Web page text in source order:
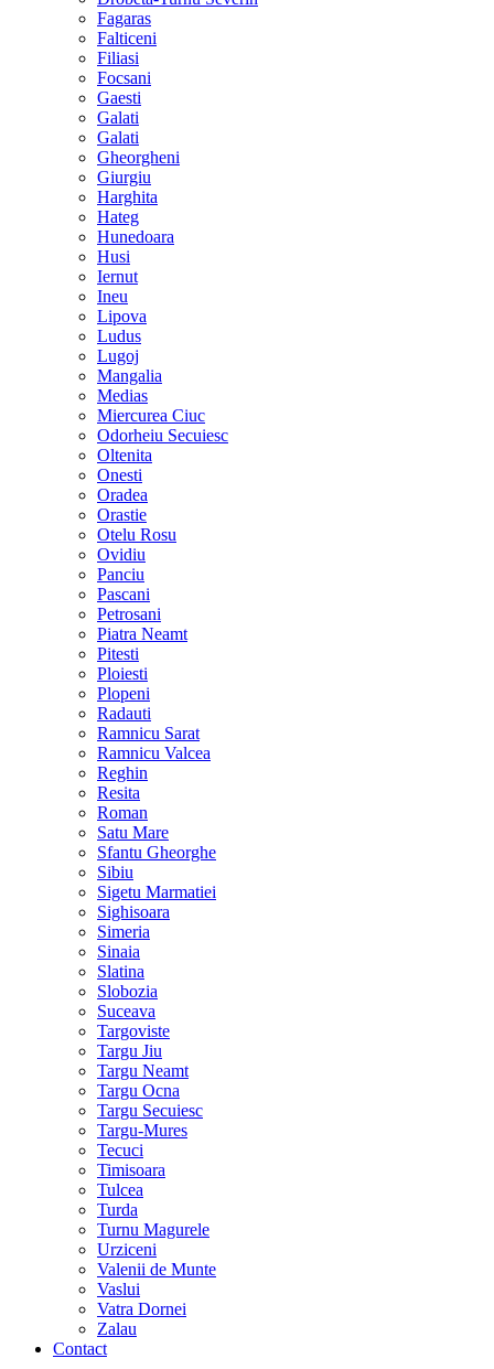
Fagaras
Falticeni
Filiasi
Focsani
Gaesti
Galati
Galati
Gheorgheni
Giurgiu
Harghita
Hateg
Hunedoara
Husi
Iernut
Ineu
Lipova
Ludus
Lugoj
Mangalia
Medias
Miercurea Ciuc
Odorheiu Secuiesc
Oltenita
Onesti
Oradea
Orastie
Otelu Rosu
Ovidiu
Panciu
Pascani
Petrosani
Piatra Neamt
Pitesti
Ploiesti
Plopeni
Radauti
Ramnicu Sarat
Ramnicu Valcea
Reghin
Resita
Roman
Satu Mare
Sfantu Gheorghe
Sibiu
Sigetu Marmatiei
Sighisoara
Simeria
Sinaia
Slatina
Slobozia
Suceava
Targoviste
Targu Jiu
Targu Neamt
Targu Ocna
Targu Secuiesc
Targu-Mures
Tecuci
Timisoara
Tulcea
Turda
Turnu Magurele
Urziceni
Valenii de Munte
Vaslui
Vatra Dornei
Zalau
Contact